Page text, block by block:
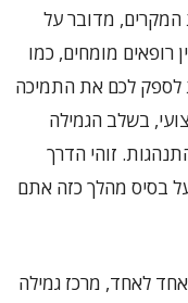
המקרים, מדובר על
רופאים מומחים, ‏כמו
לספק לכם את התמיכה
בשלב הגמילה
זוהי הדרך
בסיס מהלך כזה אתם
לאחד, ‏מרכז גמילה